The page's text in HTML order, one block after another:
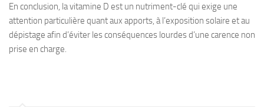
En conclusion, la vitamine D est un nutriment-clé qui exige une
attention particulière quant aux apports, à l’exposition solaire et au
dépistage afin d’éviter les conséquences lourdes d’une carence non
prise en charge.